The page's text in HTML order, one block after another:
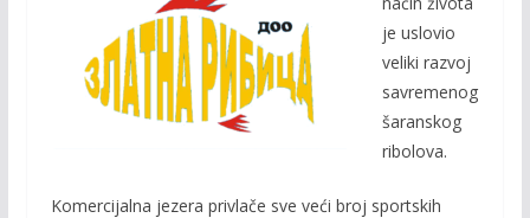
b
o
o
er l y
Li
n
k
je uslovio
veliki razvoj
savremenog
šaranskog
ribolova.
Komercijalna jezera privlače sve veći broj sportskih